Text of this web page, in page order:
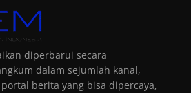
diperbarui secara
dalam sejumlah kanal,
berita yang bisa dipercaya,